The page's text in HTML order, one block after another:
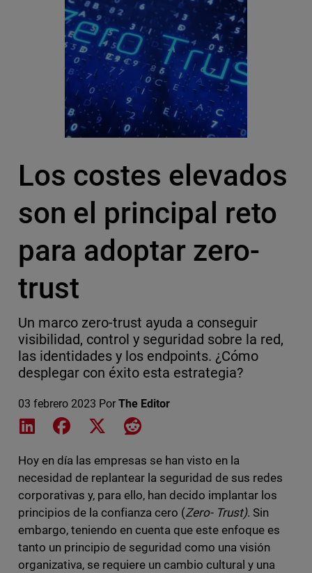
Los costes elevados
son el principal reto
para adoptar zero-
trust
Un marco zero-trust ayuda a conseguir
visibilidad, control y seguridad sobre la red,
las identidades y los endpoints. ¿Cómo
desplegar con éxito esta estrategia?
03 febrero 2023 Por The Editor
Share on LinkedIn
Share on Facebook
Share on XShare on Reddit
Hoy en día las empresas se han visto en la
necesidad de replantear la seguridad de sus redes
corporativas y, para ello, han decido implantar los
principios de la confianza cero (Zero- Trust). Sin
embargo, teniendo en cuenta que este enfoque es
tanto un principio de seguridad como una visión
organizativa, se requiere un cambio cultural y una